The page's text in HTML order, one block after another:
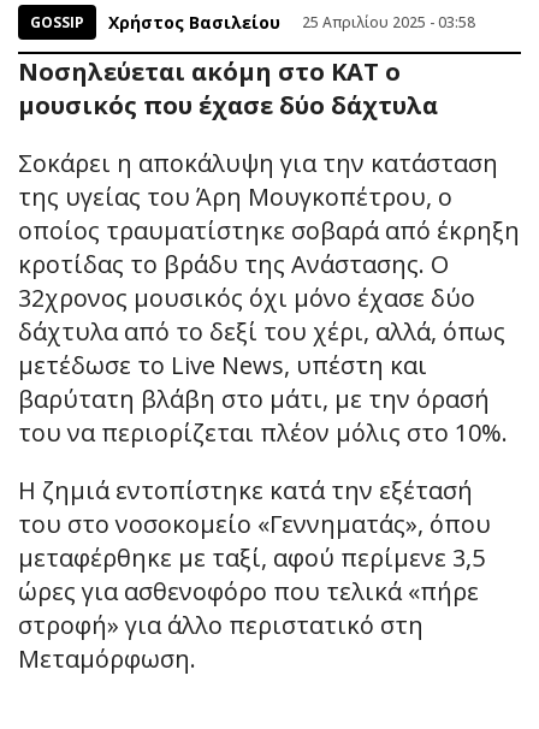
GOSSIP Χρήστος Βασιλείου 25 Απριλίου 2025 - 03:58
Νοσηλεύεται ακόμη στο ΚΑΤ ο
μουσικός που έχασε δύο δάχτυλα
Σοκάρει η αποκάλυψη για την κατάσταση
της υγείας του Άρη Μουγκοπέτρου, ο
οποίος τραυματίστηκε σοβαρά από έκρηξη
κροτίδας το βράδυ της Ανάστασης. Ο
32χρονος μουσικός όχι μόνο έχασε δύο
δάχτυλα από το δεξί του χέρι, αλλά, όπως
μετέδωσε το Live News, υπέστη και
βαρύτατη βλάβη στο μάτι, με την όρασή
του να περιορίζεται πλέον μόλις στο 10%.
Η ζημιά εντοπίστηκε κατά την εξέτασή
του στο νοσοκομείο «Γεννηματάς», όπου
μεταφέρθηκε με ταξί, αφού περίμενε 3,5
ώρες για ασθενοφόρο που τελικά «πήρε
στροφή» για άλλο περιστατικό στη
Μεταμόρφωση.